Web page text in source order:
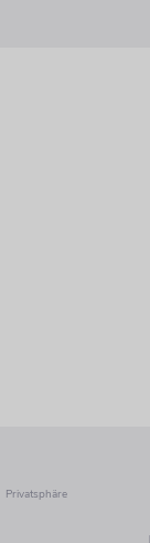
Privatsphäre